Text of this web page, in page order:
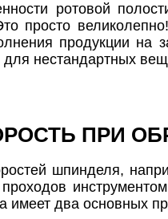
ротовой
просто
продукции на
для нестандартных
ПРИ
шпинделя,
имеет два основных